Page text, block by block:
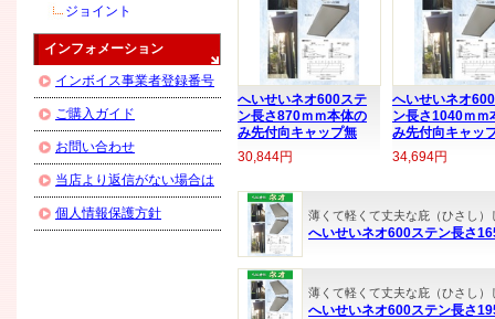
ジョイント
インフォメーション
インボイス事業者登録番号
ご購入ガイド
お問い合わせ
当店より返信がない場合は
個人情報保護方針
へいせいネオ600ステ
ン長さ870ｍｍ本体の
み先付向キャップ無
30,844円
へいせいネオ
ン長さ1040ｍｍ
み先付向キャッ
34,694円
薄くて軽くて丈夫な庇（ひさし）
へいせいネオ600ステン長さ
薄くて軽くて丈夫な庇（ひさし）
へいせいネオ600ステン長さ